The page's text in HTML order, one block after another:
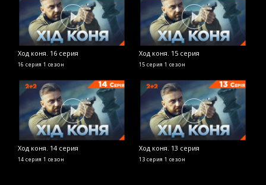
Ход коня. 16 серия
16 серия 1 сезон
Ход коня. 15 серия
15 серия 1 сезон
Ход коня. 14 серия
14 серия 1 сезон
Ход коня. 13 серия
13 серия 1 сезон